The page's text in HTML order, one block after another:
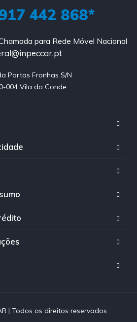
442 868*
para Rede Móvel Nacional
Portas Fronhas S/N
004 Vila do Conde
| Todos os direitos reservados